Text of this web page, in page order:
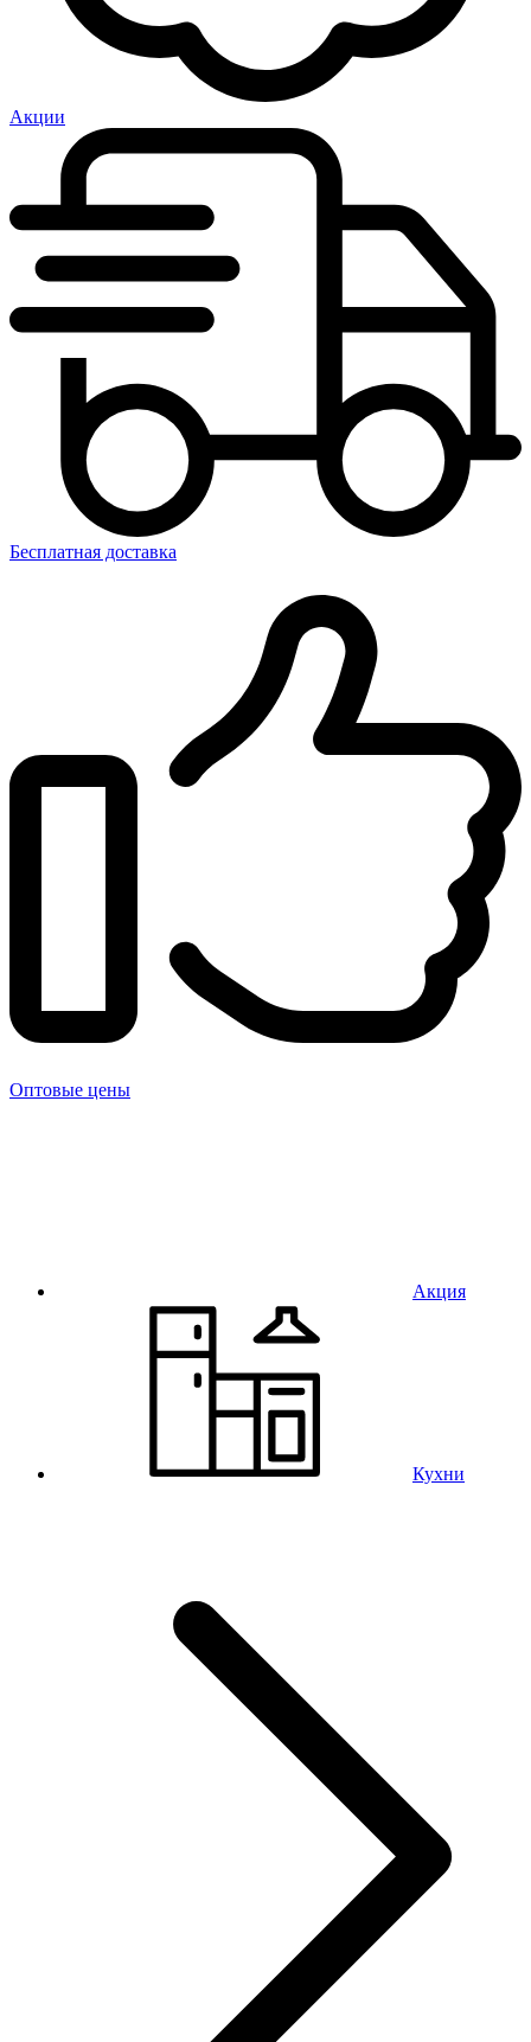
Акции
Бесплатная доставка
Оптовые цены
Акция
Кухни